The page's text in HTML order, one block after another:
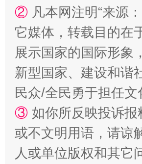
招工难、用工荒背后
② 凡本网注明“来源
它媒体，转载目的在
展示国家的国际形象
新型国家、建设和谐
民众/全民勇于担任
③ 如你所反映投诉
或不文明用语，请谅
人或单位版权和其它